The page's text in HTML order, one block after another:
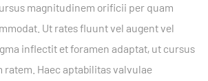
magnitudinem orificii per quam
Ut rates fluunt vel augent vel
inflectit et foramen adaptat, ut cursus
ratem. Haec aptabilitas valvulae